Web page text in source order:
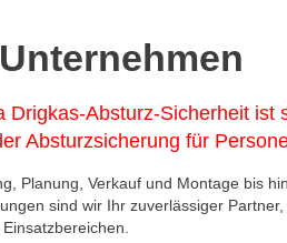
Drigkas-Absturz-Sicherheit ist
Absturzsicherung für
Planung, Verkauf und Montage bis
sind wir Ihr zuverlässiger